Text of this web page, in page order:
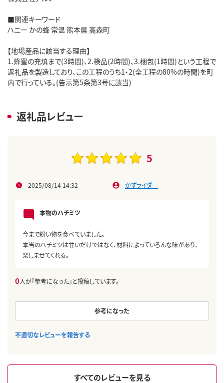
■関連キーワード
ハニー かの蜂 常温 熊本県 高森町
【地場産品に該当する理由】
1.蜂蜜の充填まで(3時間)、2.検品(2時間)、3.梱包(1時間)という工程で
返礼品を製造しており、この工程のうち1・2(全工程の80%の時間)を町
内で行っている。(告示第5条第3号に該当)
返礼品レビュー
5
2025/08/14 14:32 かずライダー
本物のハチミツ
今まで紛い物を食べていました。
本当のハチミツは甘いだけではなく、材料によっていろんな味があり、
楽しませてくれる。
0人が『参考になった』と投稿しています。
参考になった
不適切なレビューを報告する
すべてのレビューを見る